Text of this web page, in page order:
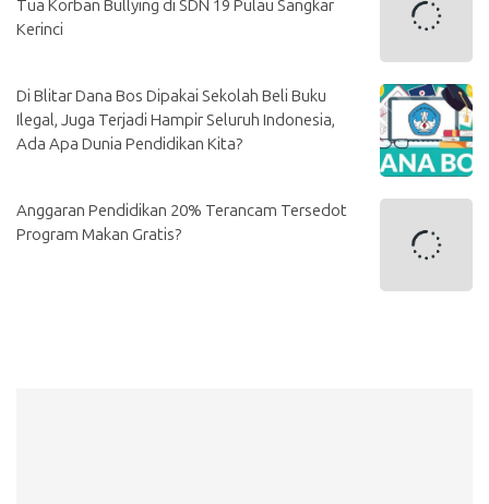
Tua Korban Bullying di SDN 19 Pulau Sangkar
Kerinci
Di Blitar Dana Bos Dipakai Sekolah Beli Buku
Ilegal, Juga Terjadi Hampir Seluruh Indonesia,
Ada Apa Dunia Pendidikan Kita?
Anggaran Pendidikan 20% Terancam Tersedot
Program Makan Gratis?